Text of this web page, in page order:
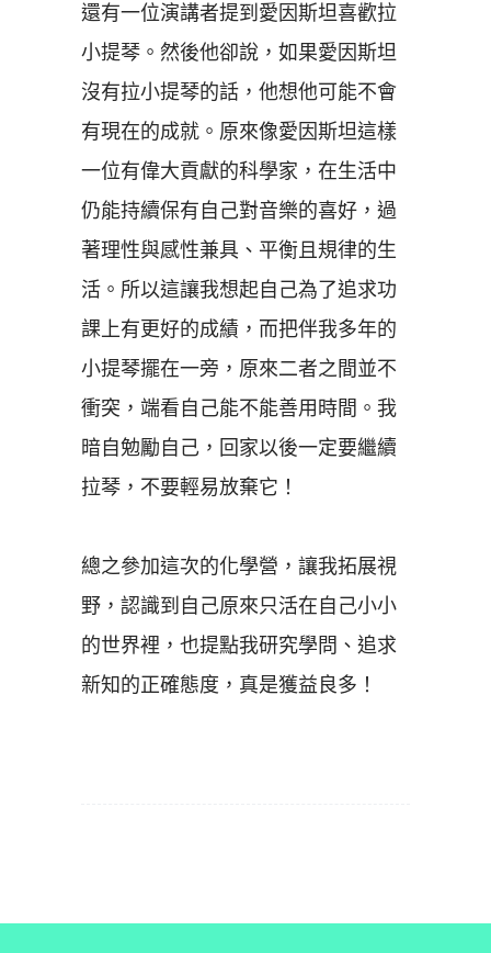
還有一位演講者提到愛因斯坦喜歡拉
小提琴。然後他卻說，如果愛因斯坦
沒有拉小提琴的話，他想他可能不會
有現在的成就。原來像愛因斯坦這樣
一位有偉大貢獻的科學家，在生活中
仍能持續保有自己對音樂的喜好，過
著理性與感性兼具、平衡且規律的生
活。所以這讓我想起自己為了追求功
課上有更好的成績，而把伴我多年的
小提琴擺在一旁，原來二者之間並不
衝突，端看自己能不能善用時間。我
暗自勉勵自己，回家以後一定要繼續
拉琴，不要輕易放棄它！
總之參加這次的化學營，讓我拓展視
野，認識到自己原來只活在自己小小
的世界裡，也提點我研究學問、追求
新知的正確態度，真是獲益良多！